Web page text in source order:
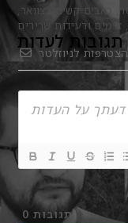
כאבים קשים בצוואר,
תגובות לעדות
הצטרפות לניוזלטר
0 תגובות